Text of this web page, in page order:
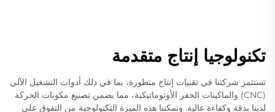
تكنولوجيا إنتاج متقدمة
تستثمر شركتنا في تقنيات إنتاج متطورة، بما في ذلك أدوات التشغيل الآلي
(CNC) والماكينات الحفر الأوتوماتيكية، مما يضمن تصنيع مكونات الحركة
لدينا بدقة وكفاءة عالية. وتمكننا هذه الميزة التكنولوجية من التفوق على